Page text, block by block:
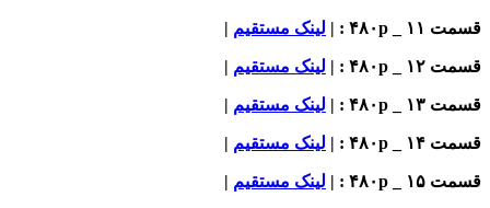
قسمت ۱۱ _ ۴۸۰p : | لینک مستقیم |
قسمت ۱۲ _ ۴۸۰p : | لینک مستقیم |
قسمت ۱۳ _ ۴۸۰p : | لینک مستقیم |
قسمت ۱۴ _ ۴۸۰p : | لینک مستقیم |
قسمت ۱۵ _ ۴۸۰p : | لینک مستقیم |